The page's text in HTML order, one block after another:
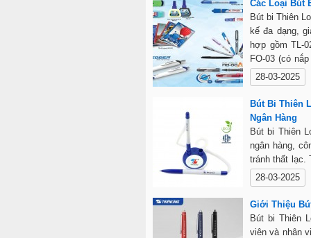
Các Loại Bút
Bút bi Thiên
kế đa dạng,
hợp gồm TL-
FO-03 (có
bi giúp tăng
dễ sản xuất
tại các đại lý
nhất.
28-03-2025
Bút Bi Thiên
Ngân Hàng
Bút bi Thiên
ngân hàng,
tránh thất lạc.
nét viết mượt
mực. Sản
điểm giao
phẩm, siêu
chọn lý tưởng
28-03-2025
Giới Thiệu
Bút bi Thiên
viên và nhân